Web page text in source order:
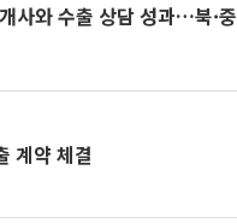
사와 수출 상담 성과…북·중
계약 체결